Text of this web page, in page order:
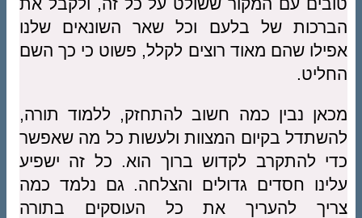
הברכות של בלעם וכל שאר השונאים שלנו
אפילו שהם מאוד רוצים לקלל, פשוט כי כך השם
החליט.
מכאן נבין כמה חשוב להתחזק, ללמוד תורה,
להשתדל בקיום המצוות ולעשות כל מה שאפשר
כדי להתקרב לקדוש ברוך הוא. כל זה ישפיע
עלינו חסדים גדולים והצלחה. גם נלמד כמה
צריך להעריך את כל העוסקים בתורה